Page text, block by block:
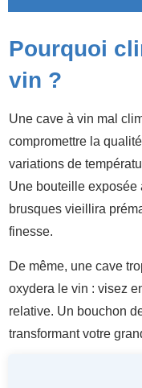
Pourquoi
vin ?
Une cave à vin mal
compromettre la
variations de
Une bouteille exposée
brusques vieillira
finesse.
De même, une cave
oxydera le vin : visez
relative. Un bouchon
transformant votre